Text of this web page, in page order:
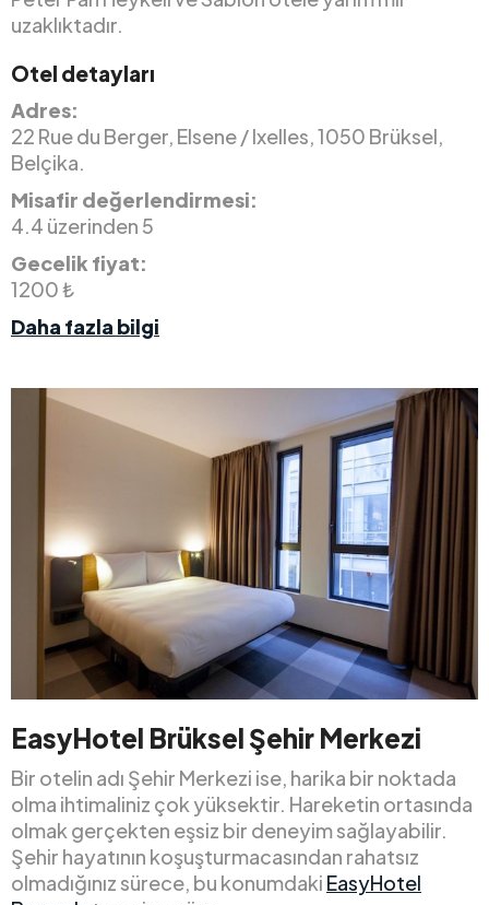
uzaklıktadır.
Otel detayları
Adres:
22 Rue du Berger, Elsene / Ixelles, 1050 Brüksel,
Belçika.
Misafir değerlendirmesi:
4.4 üzerinden 5
Gecelik fiyat:
1200 ₺
Daha fazla bilgi
EasyHotel Brüksel Şehir Merkezi
Bir otelin adı Şehir Merkezi ise, harika bir noktada
olma ihtimaliniz çok yüksektir. Hareketin ortasında
olmak gerçekten eşsiz bir deneyim sağlayabilir.
Şehir hayatının koşuşturmacasından rahatsız
olmadığınız sürece, bu konumdaki EasyHotel